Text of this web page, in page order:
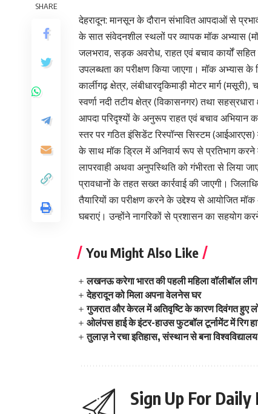
SHARE
देहरादून: मानसून के दौरान संभावित आपदाओं से
के सात संवेदनशील स्थलों पर व्यापक मॉक अभ्यास
जलभराव, सड़क अवरोध, राहत एवं बचाव कार्यों सहित
उपलब्धता का परीक्षण किया जाएगा। मॉक अभ्यास
कार्लीगढ़ क्षेत्र, लंबीधारदृकिमाड़ी मोटर मार्ग
स्वर्णा नदी तटीय क्षेत्र (विकासनगर) तथा
आपदा परिदृश्यों के अनुरूप राहत एवं बचाव अभियान
स्तर पर गठित इंसिडेंट रिस्पॉन्स सिस्टम (आईआरएस) में
के साथ मॉक ड्रिल में अनिवार्य रूप से प्रतिभाग करने
लापरवाही अथवा अनुपस्थिति को गंभीरता से लिया
प्रावधानों के तहत सख्त कार्रवाई की जाएगी।
तैयारियों का परीक्षण करने के उद्देश्य से आयोजित
घबराएं। उन्होंने नागरिकों से प्रशासन का सहयोग
You Might Also Like
लखनऊ करेगा भारत की पहली महिला वॉलीबॉल
देहरादून को मिला अपना वेलनेस घर
गुजरात और केरल में अतिवृष्टि के कारण दिवंगत हुए
ओलंपस हाई के इंटर-हाउस फुटबॉल टूर्नामेंट में रिग
तुलाज़ ने रचा इतिहास, संस्थान से बना विश्वविद्यालय
Sign Up For